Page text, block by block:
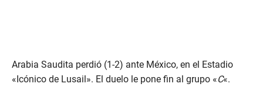
Arabia Saudita perdió (1-2) ante México, en el Estadio
«Icónico de Lusail». El duelo le pone fin al grupo «C«.